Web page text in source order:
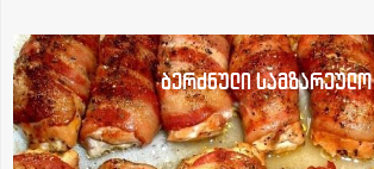
ბერძნული სამზარეულო